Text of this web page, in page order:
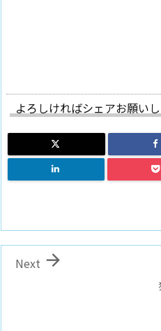
よろしければシェアお願い

Next